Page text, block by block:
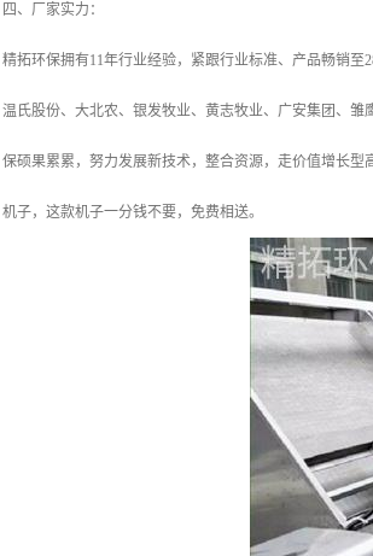
四、厂家实力：
精拓环保拥有11年行业经验，紧跟行业标准、产品畅销
温氏股份、大北农、银发牧业、黄志牧业、广安集团、
保硕果累累，努力发展新技术，整合资源，走价值增长
机子，这款机子一分钱不要，免费相送。